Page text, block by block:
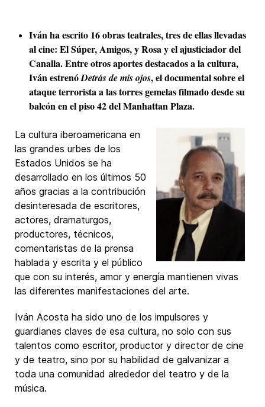
Iván ha escrito 16 obras teatrales, tres de ellas llevadas
al cine: El Súper, Amigos, y Rosa y el ajusticiador del
Canalla. Entre otros aportes destacados a la cultura,
Iván estrenóDetrás de mis ojos, el documental sobre el
ataque terrorista a las torres gemelas filmado desde su
balcón en el piso 42 del Manhattan Plaza.
La cultura iberoamericana en
las grandes urbes de los
Estados Unidos se ha
desarrollado en los últimos 50
años gracias a la contribución
desinteresada de escritores,
actores, dramaturgos,
productores, técnicos,
comentaristas de la prensa
hablada y escrita y el público
que con su interés, amor y energía mantienen vivas
las diferentes manifestaciones del arte.
Iván Acosta ha sido uno de los impulsores y
guardianes claves de esa cultura, no solo con sus
talentos como escritor, productor y director de cine
y de teatro, sino por su habilidad de galvanizar a
toda una comunidad alrededor del teatro y de la
música.